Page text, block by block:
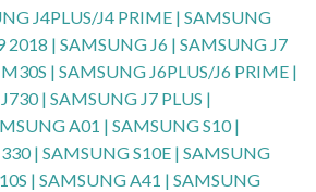
J4PLUS/J4 PRIME | SAMSUNG
2018 | SAMSUNG J6 | SAMSUNG J7
| SAMSUNG J6PLUS/J6 PRIME |
| SAMSUNG J7 PLUS |
A01 | SAMSUNG S10 |
| SAMSUNG S10E | SAMSUNG
| SAMSUNG A41 | SAMSUNG